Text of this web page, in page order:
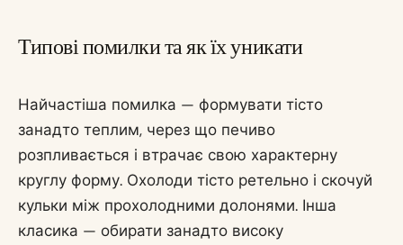
Типові помилки та як їх уникати
Найчастіша помилка — формувати тісто
занадто теплим, через що печиво
розпливається і втрачає свою характерну
круглу форму. Охолоди тісто ретельно і скочуй
кульки між прохолодними долонями. Інша
класика — обирати занадто високу